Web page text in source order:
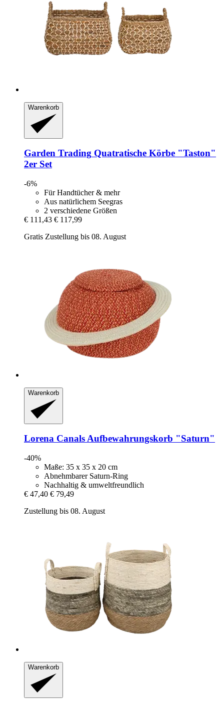
Warenkorb
Garden Trading Quatratische Körbe "Taston"
2er Set
-6%
Für Handtücher & mehr
Aus natürlichem Seegras
2 verschiedene Größen
€ 111,43 € 117,99
Gratis Zustellung bis 08. August
Warenkorb
Lorena CanalsAufbewahrungskorb "Saturn"
-40%
Maße: 35 x 35 x 20 cm
Abnehmbarer Saturn-Ring
Nachhaltig & umweltfreundlich
€ 47,40 € 79,49
Zustellung bis 08. August
Warenkorb